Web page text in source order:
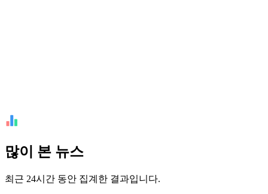
많이 본 뉴스
최근 24시간 동안 집계한 결과입니다.